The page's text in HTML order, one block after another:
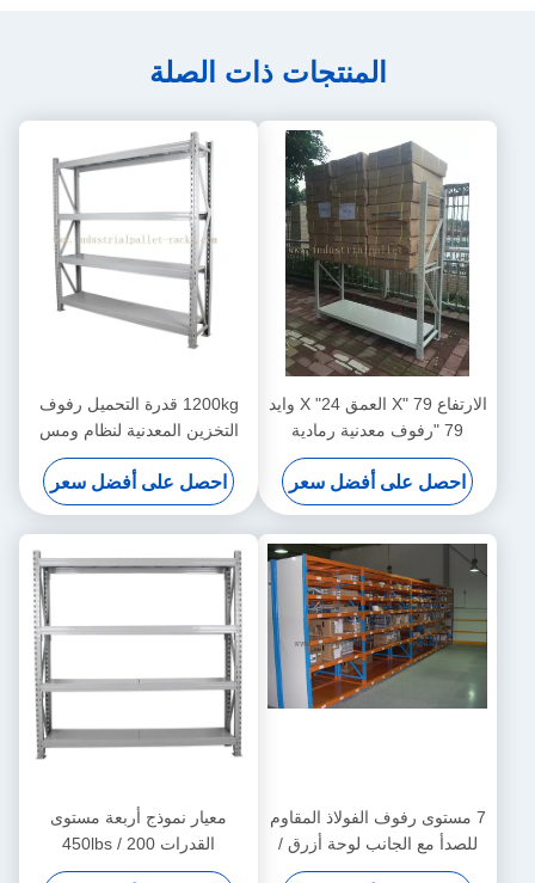
المنتجات ذات الصلة
الارتفاع 79 "X العمق 24" X وايد
79 "رفوف معدنية رمادية
للتخزين
احصل على أفضل سعر
1200kg قدرة التحميل رفوف
التخزين المعدنية لنظام ومس
احصل على أفضل سعر
7 مستوى رفوف الفولاذ المقاوم
للصدأ مع الجانب لوحة أزرق /
برتقالي / رمادي اللون
معيار نموذج أربعة مستوى
القدرات 450lbs / 200
كيلوجرام لكل رف رفوف